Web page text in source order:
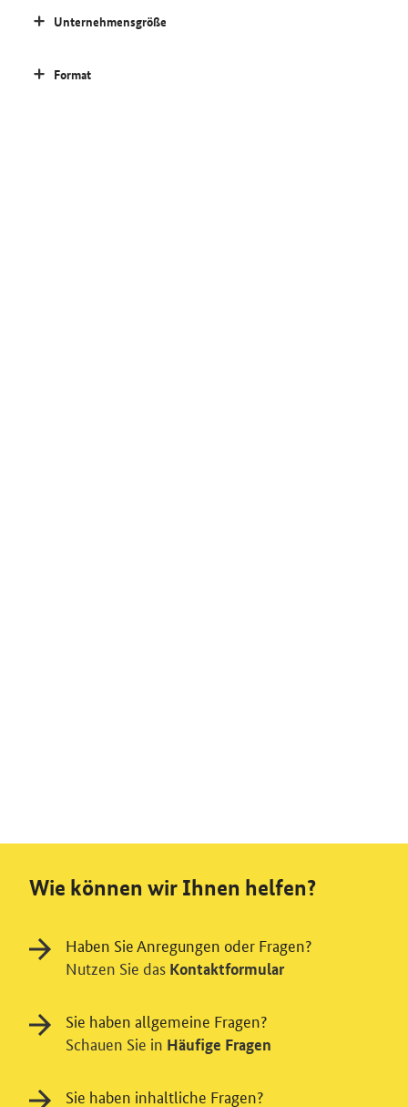
Unternehmensgröße
Format
Wie können wir Ihnen helfen?
Haben Sie Anregungen oder Fragen?
Nutzen Sie das Kontaktformular
Sie haben allgemeine Fragen?
Schauen Sie in Häufige Fragen
Sie haben inhaltliche Fragen?